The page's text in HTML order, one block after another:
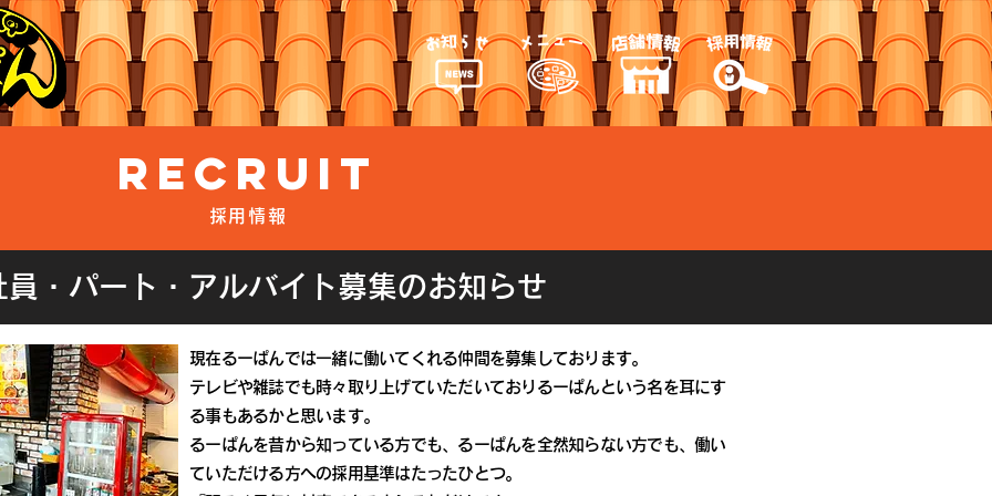
RECRUIT
採用情報
員・パート・アルバイト募集のお知らせ
現在るーぱんでは一緒に働いてくれる仲間を募集しております。
テレビや雑誌でも時々取り上げていただいておりるーぱんという名を耳にす
る事もあるかと思います。
るーぱんを昔から知っている方でも、るーぱんを全然知らない方でも、 働い
ていただける方への採用基準はたったひとつ。